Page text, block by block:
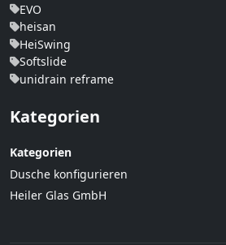
EVO
heisan
HeiSwing
Softslide
unidrain reframe
Kategorien
Kategorien
Dusche konfigurieren
Heiler Glas GmbH